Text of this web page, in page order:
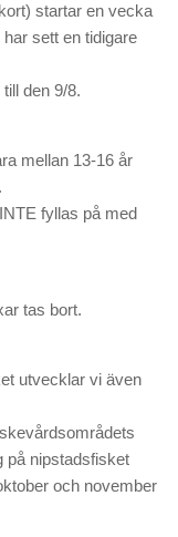
startar en vecka
sett en tidigare
den 9/8.
mellan 13-16 år
fyllas på med
tas bort.
utvecklar vi även
på nipstadsfisket
och november